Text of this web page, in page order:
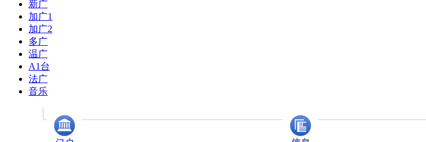
新广
加广1
加广2
多广
温广
A1台
法广
音乐